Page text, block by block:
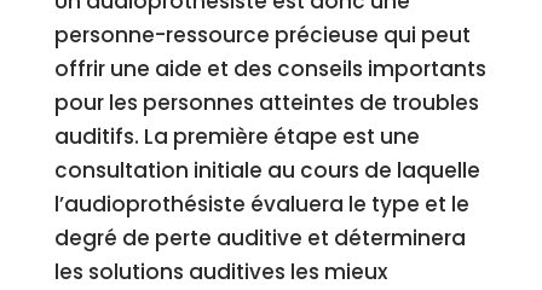
personne-ressource précieuse qui peut
offrir une aide et des conseils importants
pour les personnes atteintes de troubles
auditifs. La première étape est une
consultation initiale au cours de laquelle
l’audioprothésiste évaluera le type et le
degré de perte auditive et déterminera
les solutions auditives les mieux